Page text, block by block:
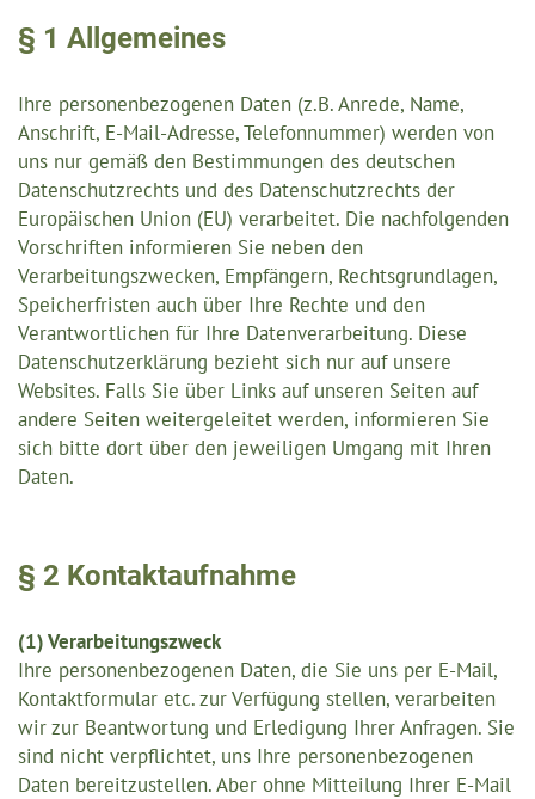
§ 1 Allgemeines
Ihre personenbezogenen Daten (z.B. Anrede, Name,
Anschrift, E-Mail-Adresse, Telefonnummer) werden von
uns nur gemäß den Bestimmungen des deutschen
Datenschutzrechts und des Datenschutzrechts der
Europäischen Union (EU) verarbeitet. Die nachfolgenden
Vorschriften informieren Sie neben den
Verarbeitungszwecken, Empfängern, Rechtsgrundlagen,
Speicherfristen auch über Ihre Rechte und den
Verantwortlichen für Ihre Datenverarbeitung. Diese
Datenschutzerklärung bezieht sich nur auf unsere
Websites. Falls Sie über Links auf unseren Seiten auf
andere Seiten weitergeleitet werden, informieren Sie
sich bitte dort über den jeweiligen Umgang mit Ihren
Daten.
§ 2 Kontaktaufnahme
(1) Verarbeitungszweck
Ihre personenbezogenen Daten, die Sie uns per E-Mail,
Kontaktformular etc. zur Verfügung stellen, verarbeiten
wir zur Beantwortung und Erledigung Ihrer Anfragen. Sie
sind nicht verpflichtet, uns Ihre personenbezogenen
Daten bereitzustellen. Aber ohne Mitteilung Ihrer E-Mail